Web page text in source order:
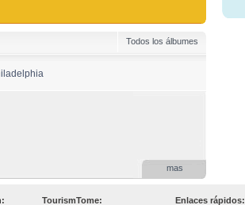
Todos los álbumes
mas
TourismTome: Enlaces rápidos: